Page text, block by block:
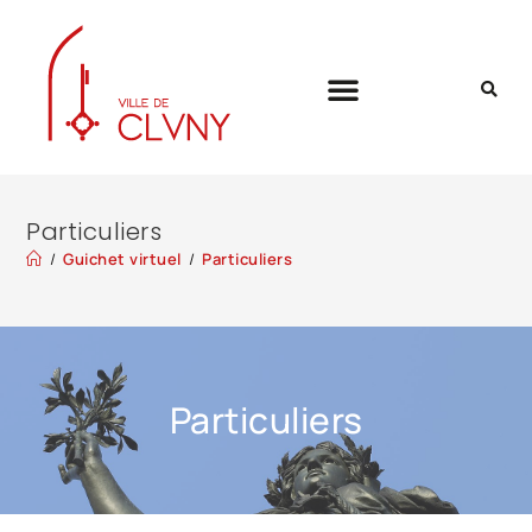
Particuliers
/ Guichet virtuel / Particuliers
Particuliers